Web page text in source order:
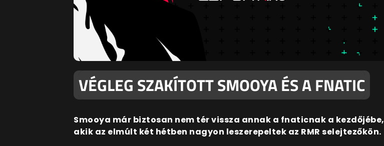
VÉGLEG SZAKÍTOTT SMOOYA ÉS A FNATIC
Smooya már biztosan nem tér vissza annak a fnaticnak a kezdőjébe,
akik az elmúlt két hétben nagyon leszerepeltek az RMR selejtezőkön.